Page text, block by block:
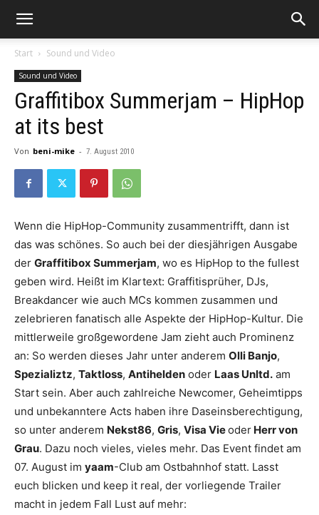
Start Sound und Video
Sound und Video
Graffitibox Summerjam – HipHop
at its best
Von beni-mike - 7. August 2010
Wenn die HipHop-Community zusammentrifft, dann ist
das was schönes. So auch bei der diesjährigen Ausgabe
der Graffitibox Summerjam, wo es HipHop to the fullest
geben wird. Heißt im Klartext: Graffitisprüher, DJs,
Breakdancer wie auch MCs kommen zusammen und
zelebrieren fanatisch alle Aspekte der HipHop-Kultur. Die
mittlerweile großgewordene Jam zieht auch Prominenz
an: So werden dieses Jahr unter anderem Olli Banjo,
Spezializtz, Taktloss, Antihelden oder Laas Unltd. am
Start sein. Aber auch zahlreiche Newcomer, Geheimtipps
und unbekanntere Acts haben ihre Daseinsberechtigung,
so unter anderem Nekst86, Gris, Visa Vieoder Herr von
Grau. Dazu noch vieles, vieles mehr. Das Event findet am
07. August im yaam-Club am Ostbahnhof statt. Lasst
euch blicken und keep it real, der vorliegende Trailer
macht in jedem Fall Lust auf mehr: